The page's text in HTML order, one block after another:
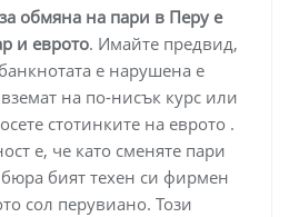
обмяна на пари в Перу е
и еврото. Имайте предвид,
е нарушена е
на по-нисък курс или
стотинките на еврото .
е, че като сменяте пари
бият техен си фирмен
сол перувиано. Този